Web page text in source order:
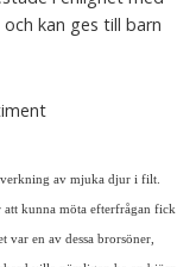
kan ges till barn
av mjuka djur i filt.
kunna möta efterfrågan fick
var en av dessa brorsöner,